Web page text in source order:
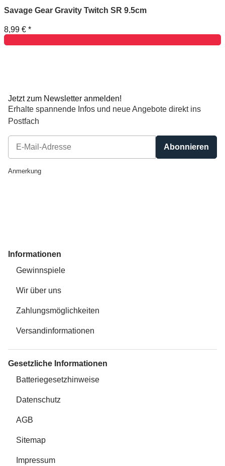
Savage Gear Gravity Twitch SR 9.5cm
8,99 € *
Jetzt zum Newsletter anmelden!
Erhalte spannende Infos und neue Angebote direkt ins
Postfach
Abonnieren
Anmerkung
Informationen
Gewinnspiele
Wir über uns
Zahlungsmöglichkeiten
Versandinformationen
Gesetzliche Informationen
Batteriegesetzhinweise
Datenschutz
AGB
Sitemap
Impressum